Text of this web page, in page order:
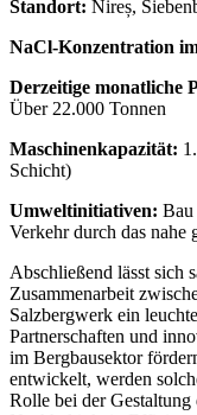
Standort: Nireș,
NaCl-Konzentration
Derzeitige monatliche
Über 22.000 Tonnen
Maschinenkapazität:
Schicht)
Umweltinitiativen: Bau
Verkehr durch das nahe
Abschließend lässt sich
Zusammenarbeit
Salzbergwerk ein
Partnerschaften und
im Bergbausektor
entwickelt, werden
Rolle bei der